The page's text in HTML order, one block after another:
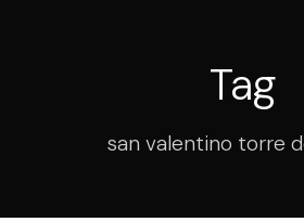
Tag
san valentino torre